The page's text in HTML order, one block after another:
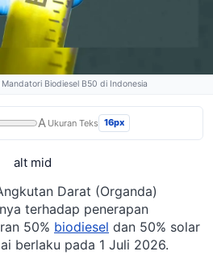
Biodiesel B50 di Indonesia
A Ukuran Teks 16px
alt mid
Darat (Organda)
terhadap penerapan
50% biodiesel dan 50% solar
berlaku pada 1 Juli 2026.